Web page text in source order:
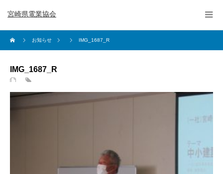
宮崎県電業協会
お知らせ IMG_1687_R
IMG_1687_R